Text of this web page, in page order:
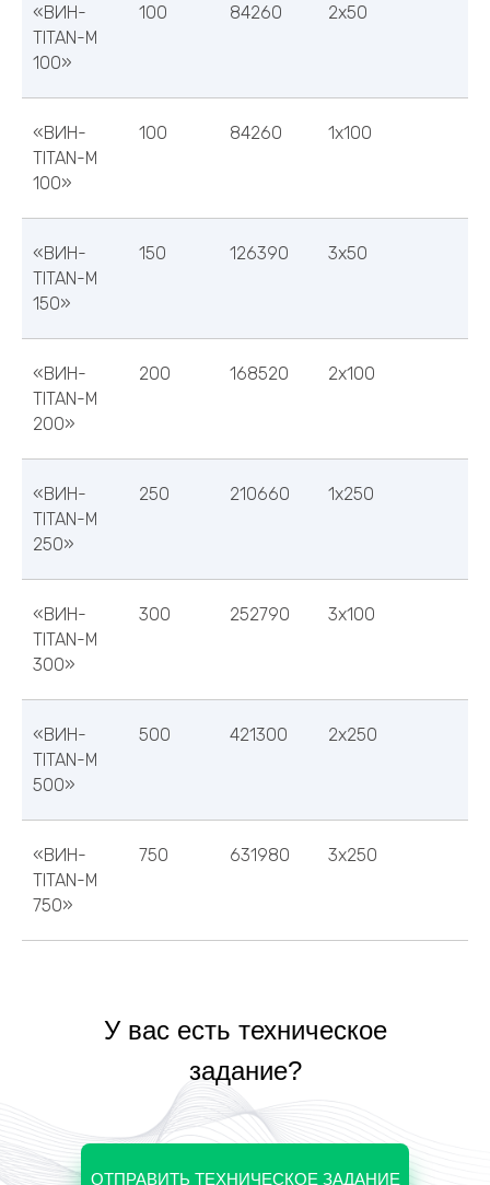
«ВИН-
TITAN-M
100»
100 84260 2х50
«ВИН-
TITAN-M
100»
100 84260 1х100
«ВИН-
TITAN-M
150»
150 126390 3х50
«ВИН-
TITAN-M
200»
200 168520 2х100
«ВИН-
TITAN-M
250»
250 210660 1х250
«ВИН-
TITAN-M
300»
300 252790 3х100
«ВИН-
TITAN-M
500»
500 421300 2х250
«ВИН-
TITAN-M
750»
750 631980 3х250
У вас есть техническое
задание?
разбор внешних противодействий
ОТПРАВИТЬ ТЕХНИЧЕСКОЕ ЗАДАНИЕ
Котел
Паспорт